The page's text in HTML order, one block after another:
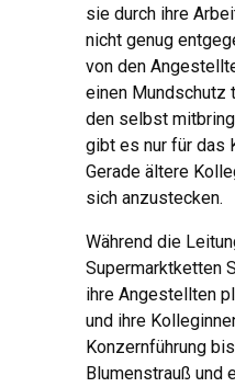
sie durch ihre
nicht genug
von den
einen Mundschutz
den selbst
gibt es nur für das
Gerade ältere
sich anzustecken.
Während die
Supermarktketten
ihre Angestellten
und ihre
Konzernführung
Blumenstrauß und